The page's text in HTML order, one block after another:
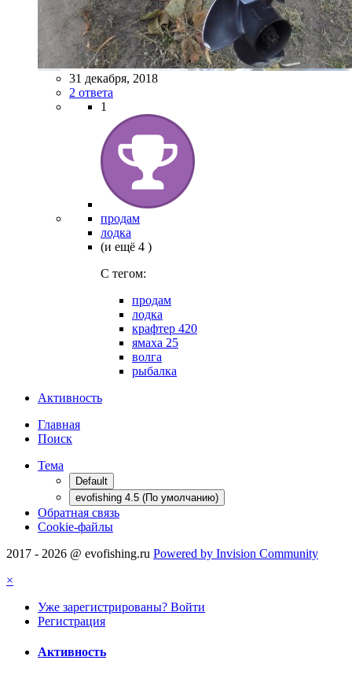
31 декабря, 2018
2 ответа
1
продам
лодка
(и ещё 4 )
C тегом:
продам
лодка
крафтер 420
ямаха 25
волга
рыбалка
Активность
Главная
Поиск
Тема
Default
evofishing 4.5 (По умолчанию)
Обратная связь
Cookie-файлы
2017 - 2026 @ evofishing.ru Powered by Invision Community
×
Уже зарегистрированы? Войти
Регистрация
Активность